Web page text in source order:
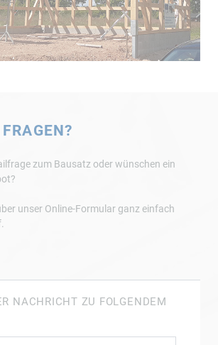
zum Bausatz oder wünschen ein
unser Online-Formular ganz einfach
NACHRICHT ZU FOLGENDEM